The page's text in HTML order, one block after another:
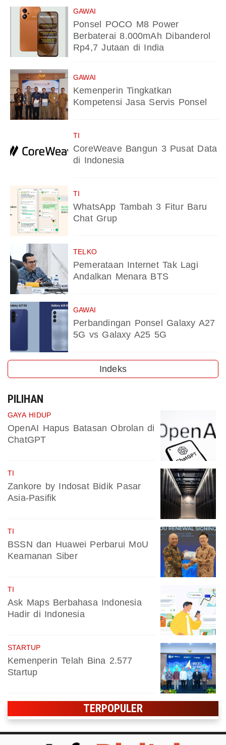
GAWAI
Ponsel POCO M8 Power
Berbaterai 8.000mAh Dibanderol
Rp4,7 Jutaan di India
GAWAI
Kemenperin Tingkatkan
Kompetensi Jasa Servis Ponsel
TI
CoreWeave Bangun 3 Pusat Data
di Indonesia
TI
WhatsApp Tambah 3 Fitur Baru
Chat Grup
TELKO
Pemerataan Internet Tak Lagi
Andalkan Menara BTS
GAWAI
Perbandingan Ponsel Galaxy A27
5G vs Galaxy A25 5G
Indeks
PILIHAN
GAYA HIDUP
OpenAI Hapus Batasan Obrolan di
ChatGPT
TI
Zankore by Indosat Bidik Pasar
Asia-Pasifik
TI
BSSN dan Huawei Perbarui MoU
Keamanan Siber
TI
Ask Maps Berbahasa Indonesia
Hadir di Indonesia
STARTUP
Kemenperin Telah Bina 2.577
Startup
TERPOPULER